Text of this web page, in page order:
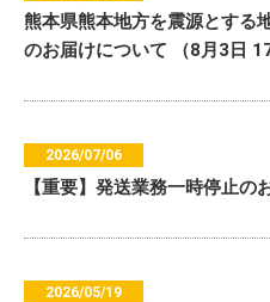
熊本県熊本地方を震源とする
のお届けについて （8月3日
2026/07/06
【重要】発送業務一時停止の
2026/05/19